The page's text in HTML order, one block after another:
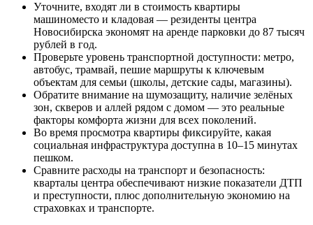
Уточните, входят ли в стоимость квартиры
машиноместо и кладовая — резиденты центра
Новосибирска экономят на аренде парковки до 87 тысяч
рублей в год.
Проверьте уровень транспортной доступности: метро,
автобус, трамвай, пешие маршруты к ключевым
объектам для семьи (школы, детские сады, магазины).
Обратите внимание на шумозащиту, наличие зелёных
зон, скверов и аллей рядом с домом — это реальные
факторы комфорта жизни для всех поколений.
Во время просмотра квартиры фиксируйте, какая
социальная инфраструктура доступна в 10–15 минутах
пешком.
Сравните расходы на транспорт и безопасность:
кварталы центра обеспечивают низкие показатели ДТП
и преступности, плюс дополнительную экономию на
страховках и транспорте.